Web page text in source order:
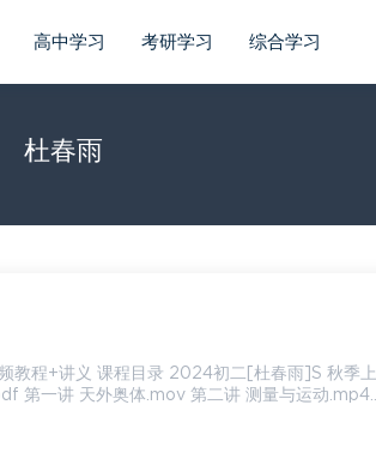
高中学习 考研学习 综合学习
杜春雨
教程+讲义 课程目录 2024初二[杜春雨]S 秋季上
第一讲 天外奥体.mov 第二讲 测量与运动.mp4